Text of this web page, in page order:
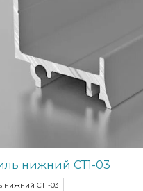
нижний СТ1-03
нижний СТ1-03